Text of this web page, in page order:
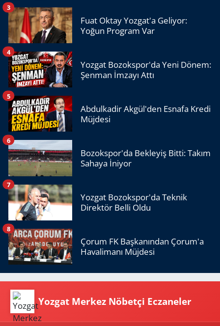
Fuat Oktay Yozgat'a Geliyor:
Yoğun Program Var
3
Yozgat Bozokspor'da Yeni Dönem:
Şenman İmzayı Attı
4
Abdulkadir Akgül'den Esnafa Kredi
Müjdesi
5
Bozokspor'da Bekleyiş Bitti: Takım
Sahaya İniyor
6
Yozgat Bozokspor'da Teknik
Direktör Belli Oldu
7
Çorum FK Başkanından Çorum'a
Havalimanı Müjdesi
8
Yozgat Merkez Nöbetçi Eczaneler